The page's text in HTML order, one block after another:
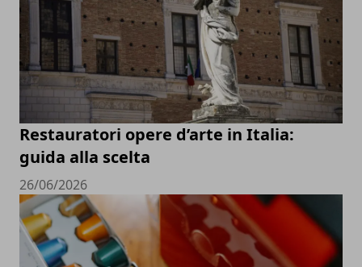
Restauratori opere d’arte in Italia:
guida alla scelta
26/06/2026